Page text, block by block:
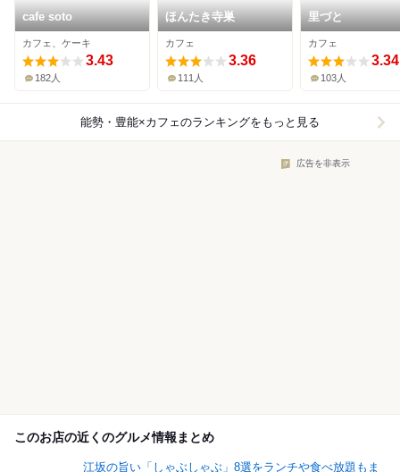
cafe soto
カフェ、ケーキ
3.43
182人
ほんたき寺巣
カフェ
3.36
111人
里づと
カフェ
3.34
103人
能勢・豊能×カフェのランキングをもっと見る
広告を非表示
このお店の近くのグルメ情報まとめ
江坂の旨い「しゃぶしゃぶ」8選をランチや食べ放題もま